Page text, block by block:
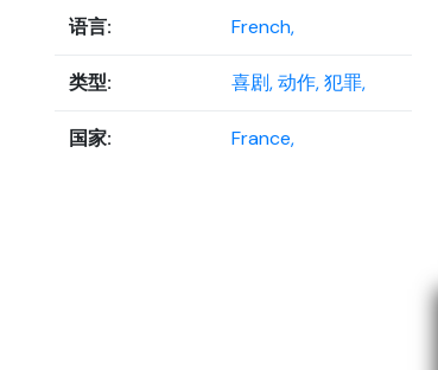
语言: French,
类型: 喜剧,动作,犯罪,
国家: France,